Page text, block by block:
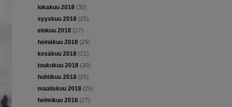
lokakuu 2018(30)
syyskuu 2018(25)
elokuu 2018(27)
heinäkuu 2018(25)
kesäkuu 2018(21)
toukokuu 2018(30)
huhtikuu 2018(28)
maaliskuu 2018(26)
helmikuu 2018(27)